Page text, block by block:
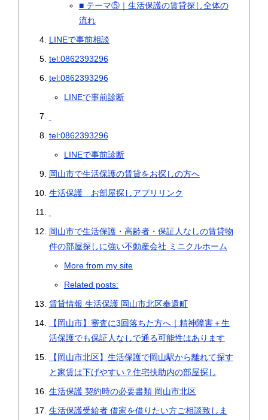
■ テーマ⑤｜生活保護の賃貸探し全体の
流れ
LINEで事前相談
tel:0862393296
tel:0862393296
LINEで事前診断
tel:0862393296
LINEで事前診断
岡山市で生活保護の賃貸をお探しの方へ
生活保護 お部屋探しアプリリンク
岡山市で生活保護・高齢者・保証人なしの賃貸物
件の部屋探しに強い不動産会社 ミニクルホーム
More from my site
Related posts:
賃貸情報 生活保護 岡山市北区奉還町
【岡山市】審査に3回落ちた方へ｜精神障害＋生
活保護でも保証人なしで通る可能性はあります
【岡山市北区】生活保護で岡山駅から離れて探す
と家賃は下げやすい？住宅扶助内の部屋探し
生活保護 契約時の必要書類 岡山市北区
生活保護受給者 借家を借りたい方ご相談致しま